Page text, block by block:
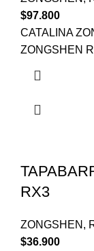
$97.800
CATALINA
ZONGSHEN
RX3
ZONGSHEN ,
$36.900